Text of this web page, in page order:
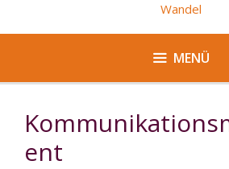
Wandel
MENÜ
ent